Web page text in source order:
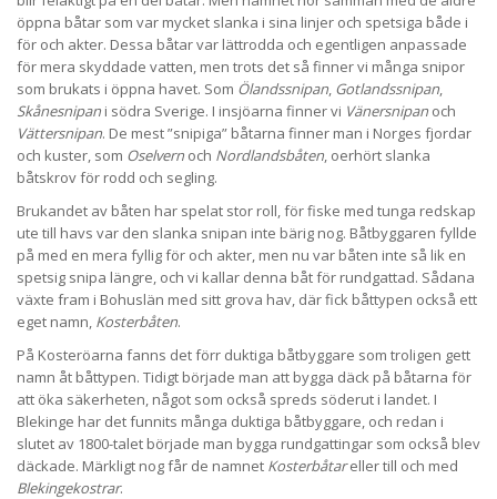
öppna båtar som var mycket slanka i sina linjer och spetsiga både i
för och akter. Dessa båtar var lättrodda och egentligen anpassade
för mera skyddade vatten, men trots det så finner vi många snipor
som brukats i öppna havet. Som Ölandssnipan, Gotlandssnipan,
Skånesnipan i södra Sverige. I insjöarna finner vi Vänersnipan och
Vättersnipan. De mest ”snipiga” båtarna finner man i Norges fjordar
och kuster, som Oselvern och Nordlandsbåten, oerhört slanka
båtskrov för rodd och segling.
Brukandet av båten har spelat stor roll, för fiske med tunga redskap
ute till havs var den slanka snipan inte bärig nog. Båtbyggaren fyllde
på med en mera fyllig för och akter, men nu var båten inte så lik en
spetsig snipa längre, och vi kallar denna båt för rundgattad. Sådana
växte fram i Bohuslän med sitt grova hav, där fick båttypen också ett
eget namn, Kosterbåten.
På Kosteröarna fanns det förr duktiga båtbyggare som troligen gett
namn åt båttypen. Tidigt började man att bygga däck på båtarna för
att öka säkerheten, något som också spreds söderut i landet. I
Blekinge har det funnits många duktiga båtbyggare, och redan i
slutet av 1800-talet började man bygga rundgattingar som också blev
däckade. Märkligt nog får de namnet Kosterbåtareller till och med
Blekingekostrar.